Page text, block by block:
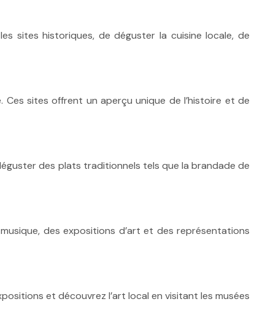
sites historiques, de déguster la cuisine locale, de
sites offrent un aperçu unique de l’histoire et de
des plats traditionnels tels que la brandade de
des expositions d’art et des représentations
et découvrez l’art local en visitant les musées